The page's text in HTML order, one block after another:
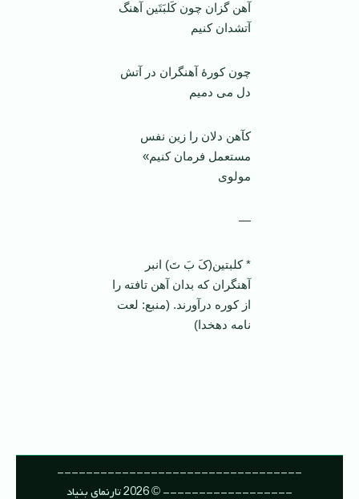
آهن گزان چون کَلبَتَین آهنگ
آتشدان کنیم
چون کورۀ آهنگران در آتش
دل می دمیم
کآهن دلان را زین نفس
مستعمل فرمان کنیم»
مولوی
—
* کلبتین(کَ بَ تَ) انبر
آهنگران که بدان آهن تافته را
از کوره درآورند. (منبع: لعت
نامه دهخدا)
----------------------------------
------------------ © 2026 تارنمای بنیاد